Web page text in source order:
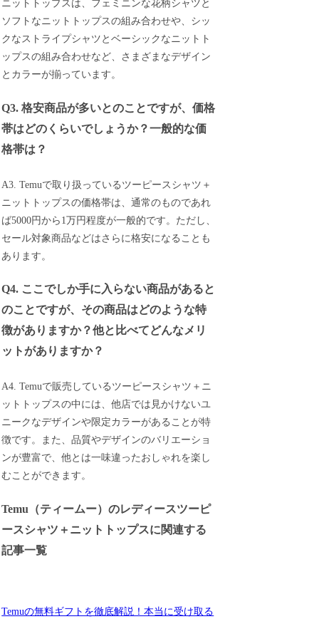
ニットトップスは、フェミニンな花柄シャツと
ソフトなニットトップスの組み合わせや、シッ
クなストライプシャツとベーシックなニットト
ップスの組み合わせなど、さまざまなデザイン
とカラーが揃っています。
Q3. 格安商品が多いとのことですが、価格
帯はどのくらいでしょうか？一般的な価
格帯は？
A3. Temuで取り扱っているツーピースシャツ＋
ニットトップスの価格帯は、通常のものであれ
ば5000円から1万円程度が一般的です。ただし、
セール対象商品などはさらに格安になることも
あります。
Q4. ここでしか手に入らない商品があると
のことですが、その商品はどのような特
徴がありますか？他と比べてどんなメリ
ットがありますか？
A4. Temuで販売しているツーピースシャツ＋ニ
ットトップスの中には、他店では見かけないユ
ニークなデザインや限定カラーがあることが特
徴です。また、品質やデザインのバリエーショ
ンが豊富で、他とは一味違ったおしゃれを楽し
むことができます。
Temu（ティームー）のレディースツーピ
ースシャツ＋ニットトップスに関連する
記事一覧
Temuの無料ギフトを徹底解説！本当に受け取る